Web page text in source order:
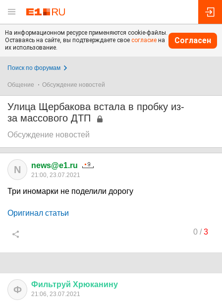
На информационном ресурсе применяются cookie-файлы.
Оставаясь на сайте, вы подтверждаете свое согласие на
их использование.
Согласен
Поиск по форумам
Общение Обсуждение новостей
Улица Щербакова встала в пробку из-
за массового ДТП
Обсуждение новостей
N news@e1.ru
21:00, 23.07.2021
Три иномарки не поделили дорогу
Оригинал статьи
0/3
Ф Фильтруй Хрюканину
21:06, 23.07.2021